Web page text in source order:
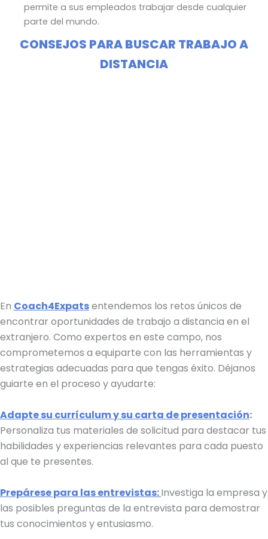
permite a sus empleados trabajar desde cualquier
parte del mundo.
CONSEJOS PARA BUSCAR TRABAJO A
DISTANCIA
En Coach4Expatsentendemos los retos únicos de
encontrar oportunidades de trabajo a distancia en el
extranjero. Como expertos en este campo, nos
comprometemos a equiparte con las herramientas y
estrategias adecuadas para que tengas éxito. Déjanos
guiarte en el proceso y ayudarte:
Adapte su currículum y su carta de presentación:
Personaliza tus materiales de solicitud para destacar tus
habilidades y experiencias relevantes para cada puesto
al que te presentes.
Prepárese para las entrevistas:Investiga la empresa y
las posibles preguntas de la entrevista para demostrar
tus conocimientos y entusiasmo.